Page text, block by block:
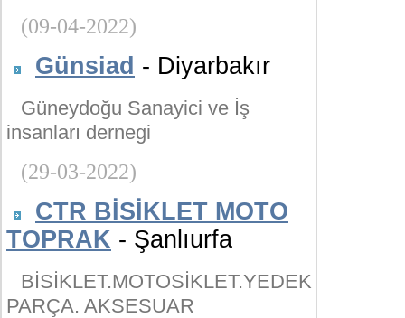
(09-04-2022)
Günsiad - Diyarbakır
Güneydoğu Sanayici ve İş
insanları dernegi
(29-03-2022)
CTR BİSİKLET MOTO
TOPRAK - Şanlıurfa
BİSİKLET.MOTOSİKLET.YEDEK
PARÇA. AKSESUAR